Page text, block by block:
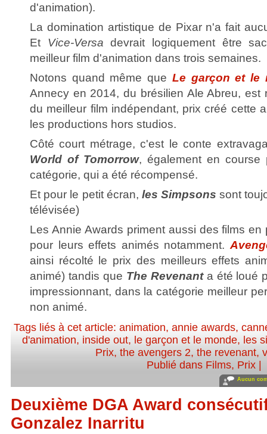
d'animation).
La domination artistique de Pixar n'a fait
Et Vice-Versa devrait logiquement être
meilleur film d'animation dans trois semaines.
Notons quand même que Le garçon et le
Annecy en 2014, du brésilien Ale Abreu, est
du meilleur film indépendant, prix créé cette
les productions hors studios.
Côté court métrage, c'est le conte
World of Tomorrow, également en course
catégorie, qui a été récompensé.
Et pour le petit écran, les Simpsons sont
télévisée)
Les Annie Awards priment aussi des films
pour leurs effets animés notamment.
ainsi récolté le prix des meilleurs effets
animé) tandis que The Revenanta été loué
impressionnant, dans la catégorie meilleur
non animé.
Tags liés à cet article:animation,annie awards,
d'animation, inside out, le garçon et le monde, les
Prix, the avengers 2, the revenant,
Publié dans Films, Prix
Aucun
Deuxième DGA Award
Gonzalez Inarritu